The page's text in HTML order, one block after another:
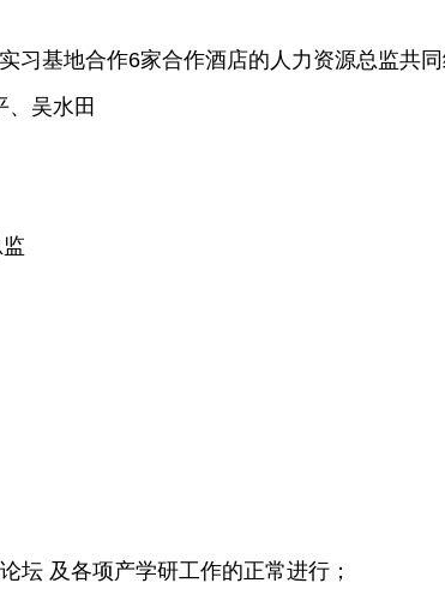
基地合作6家合作酒店的人力资源总监共同
吴水田
坛 及各项产学研工作的正常进行；